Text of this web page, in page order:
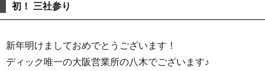
初！ 三社参り
新年明けましておめでとうございます！
ディック唯一の大阪営業所の八木でございます♪